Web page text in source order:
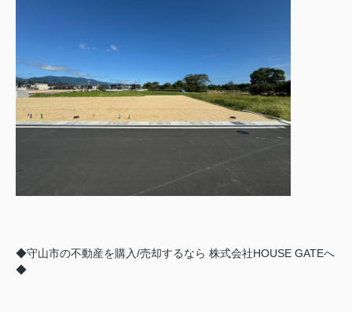
◆守山市の不動産を購入/売却するなら 株式会社HOUSE GATEへ
◆